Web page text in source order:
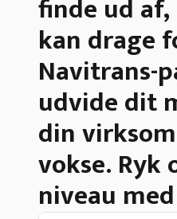
finde ud
kan drage
Navitrans-
udvide dit
din
vokse. Ryk
niveau